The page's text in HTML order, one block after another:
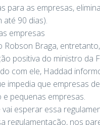
para as empresas,
até 90 dias).
empresas
Robson Braga,
positiva do ministro da
com ele, Haddad
impedia que empresas
e pequenas empresas.
vai esperar essa
regulamentação, nos